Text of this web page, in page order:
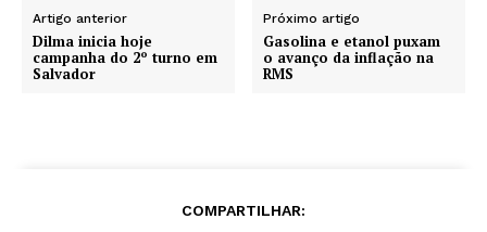
Artigo anterior
Dilma inicia hoje
campanha do 2º turno em
Salvador
Próximo artigo
Gasolina e etanol puxam
o avanço da inflação na
RMS
COMPARTILHAR: